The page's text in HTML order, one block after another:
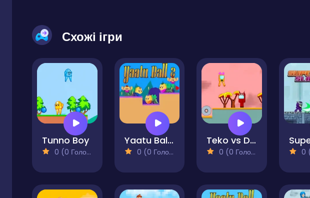
Схожі ігри
Tunno Boy
0 (0 Голосів)
Yaatu Ball 2
0 (0 Голосів)
Teko vs Doov 2
0 (0 Голосів) 0